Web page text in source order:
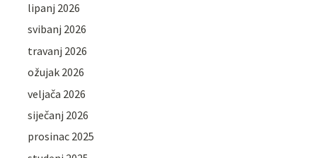
lipanj 2026
svibanj 2026
travanj 2026
ožujak 2026
veljača 2026
siječanj 2026
prosinac 2025